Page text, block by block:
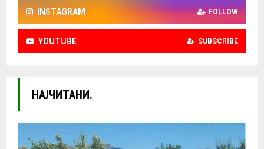
INSTAGRAM FOLLOW
YOUTUBE SUBSCRIBE
НАЈЧИТАНИ.